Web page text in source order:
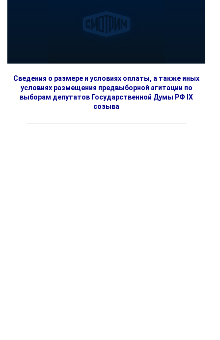
Сведения о размере и условиях оплаты, а также иных
условиях размещения предвыборной агитации по
выборам депутатов Государственной Думы РФ IX
созыва